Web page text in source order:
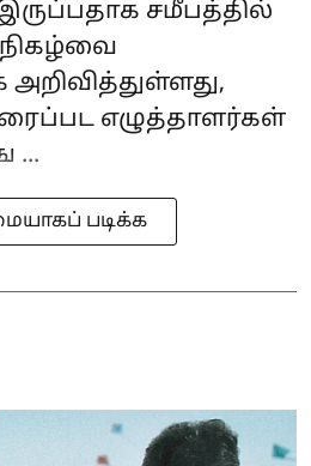
சமீபத்தில்
எழுத்தாளர்கள்
...
படிக்க